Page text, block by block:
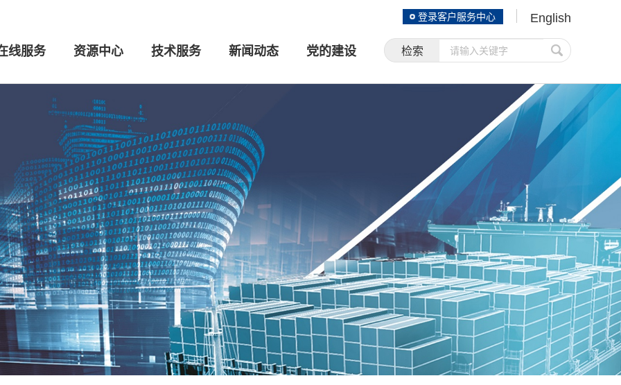
English
登录客户服务中心
检索
线服务 资源中心 技术服务 新闻动态 党的建设